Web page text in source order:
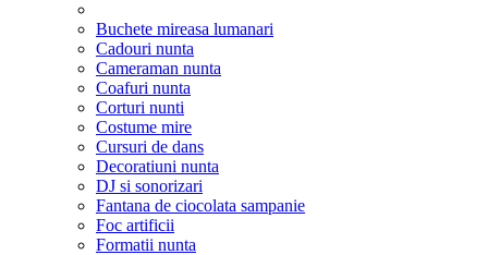
Buchete mireasa lumanari
Cadouri nunta
Cameraman nunta
Coafuri nunta
Corturi nunti
Costume mire
Cursuri de dans
Decoratiuni nunta
DJ si sonorizari
Fantana de ciocolata sampanie
Foc artificii
Formatii nunta